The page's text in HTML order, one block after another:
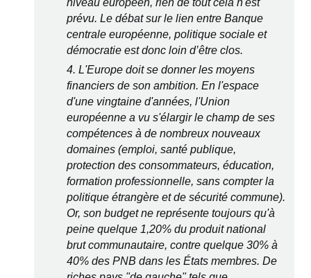
niveau européen, rien de tout cela n'est
prévu. Le débat sur le lien entre Banque
centrale européenne, politique sociale et
démocratie est donc loin d’être clos.
4. L'Europe doit se donner les moyens
financiers de son ambition. En l'espace
d'une vingtaine d'années, l'Union
européenne a vu s'élargir le champ de ses
compétences à de nombreux nouveaux
domaines (emploi, santé publique,
protection des consommateurs, éducation,
formation professionnelle, sans compter la
politique étrangère et de sécurité commune).
Or, son budget ne représente toujours qu'à
peine quelque 1,20% du produit national
brut communautaire, contre quelque 30% à
40% des PNB dans les États membres. De